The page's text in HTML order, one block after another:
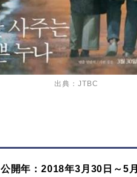
出典：JTBC
公開年：2018年3月30日～5